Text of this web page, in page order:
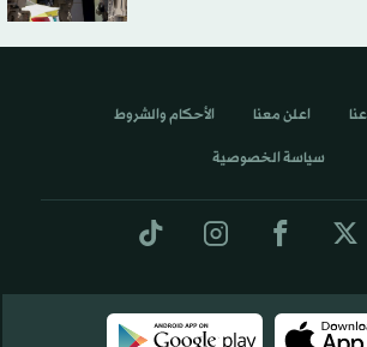
اعلن معنا الأحكام والشروط
سياسة الخصوصية